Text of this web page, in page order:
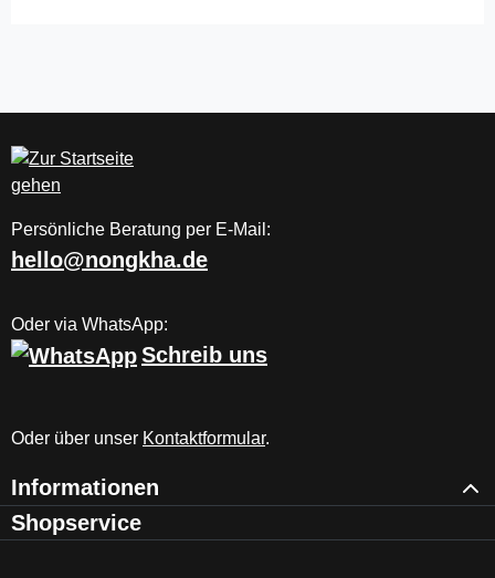
Persönliche Beratung per E-Mail:
hello@nongkha.de
Oder via WhatsApp:
Schreib uns
Oder über unser Kontaktformular.
Informationen
Shopservice